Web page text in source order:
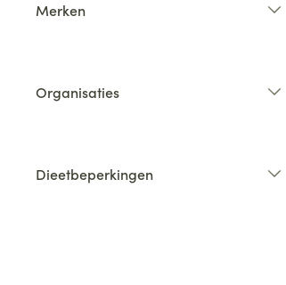
Merken
Organisaties
Dieetbeperkingen